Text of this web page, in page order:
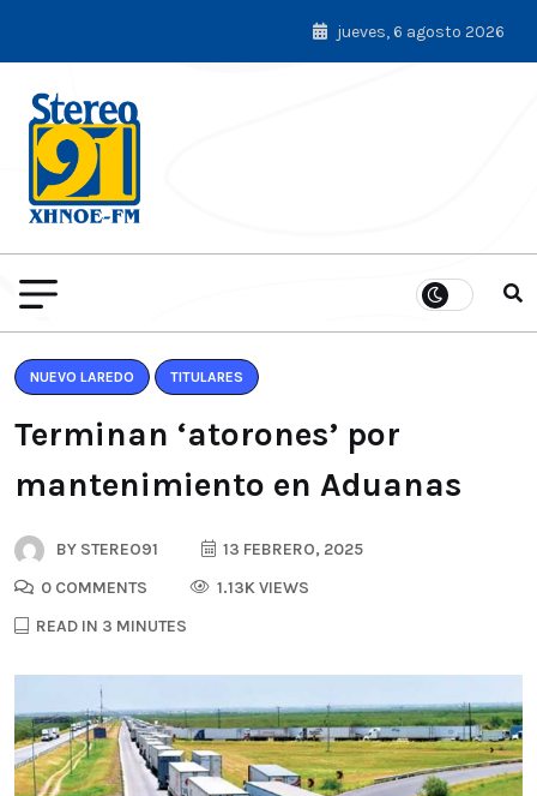
jueves, 6 agosto 2026
NUEVO LAREDO TITULARES
Terminan ‘atorones’ por
mantenimiento en Aduanas
BY STEREO91
13 FEBRERO, 2025
0 COMMENTS
1.13K VIEWS
READ IN 3 MINUTES